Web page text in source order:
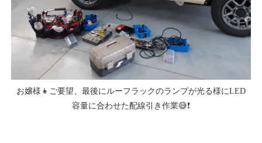
お嬢様👧ご要望、最後にルーフラックのランプが光る様にLED
容量に合わせた配線引き作業😅❗